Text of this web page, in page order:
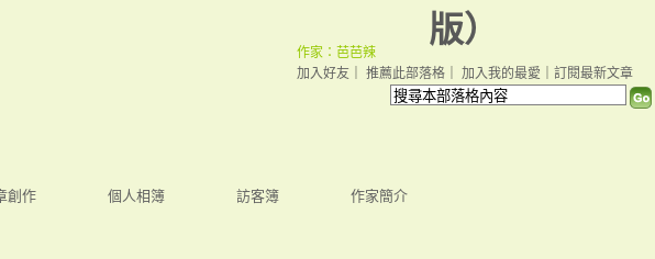
版）
創作 個人相簿 訪客簿 作家簡介
加入好友 推薦此部落格 加入我的最愛 訂閱最新文章
作家：芭芭辣